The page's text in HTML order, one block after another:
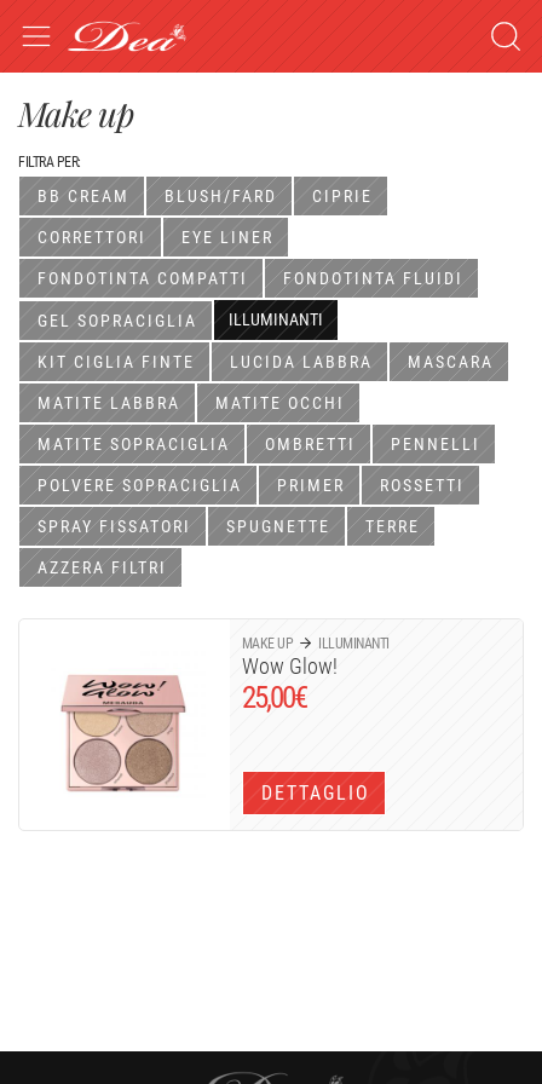
Make up
FILTRA PER:
BB CREAM BLUSH/FARD CIPRIE
CORRETTORI EYE LINER
FONDOTINTA COMPATTI FONDOTINTA FLUIDI
GEL SOPRACIGLIA ILLUMINANTI
KIT CIGLIA FINTE LUCIDA LABBRA MASCARA
MATITE LABBRA MATITE OCCHI
MATITE SOPRACIGLIA OMBRETTI PENNELLI
POLVERE SOPRACIGLIA PRIMER ROSSETTI
SPRAY FISSATORI SPUGNETTE TERRE
AZZERA FILTRI
MAKE UP ILLUMINANTI
Wow Glow!
25,00€
DETTAGLIO